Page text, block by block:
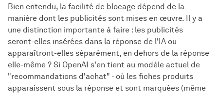
Bien entendu, la facilité de blocage dépend de la
manière dont les publicités sont mises en œuvre. Il y a
une distinction importante à faire : les publicités
seront-elles insérées dans la réponse de l'IA ou
apparaîtront-elles séparément, en dehors de la réponse
elle-même ? Si OpenAI s'en tient au modèle actuel de
"recommandations d'achat" - où les fiches produits
apparaissent sous la réponse et sont marquées (même